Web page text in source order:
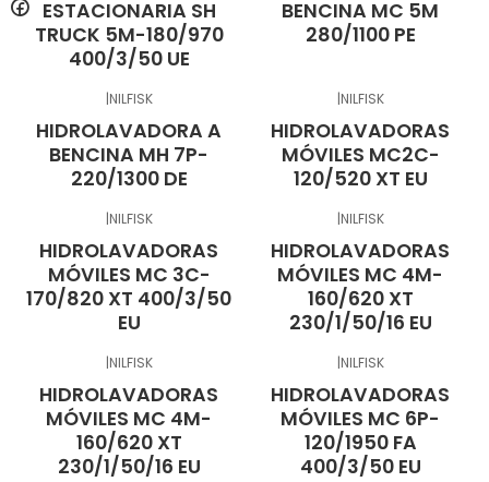
ESTACIONARIA SH
TRUCK 5M-180/970
400/3/50 UE
BENCINA MC 5M
280/1100 PE
|NILFISK
HIDROLAVADORA A
BENCINA MH 7P-
220/1300 DE
|NILFISK
HIDROLAVADORAS
MÓVILES MC2C-
120/520 XT EU
|NILFISK
HIDROLAVADORAS
MÓVILES MC 3C-
170/820 XT 400/3/50
EU
|NILFISK
HIDROLAVADORAS
MÓVILES MC 4M-
160/620 XT
230/1/50/16 EU
|NILFISK
HIDROLAVADORAS
MÓVILES MC 4M-
160/620 XT
230/1/50/16 EU
|NILFISK
HIDROLAVADORAS
MÓVILES MC 6P-
120/1950 FA
400/3/50 EU